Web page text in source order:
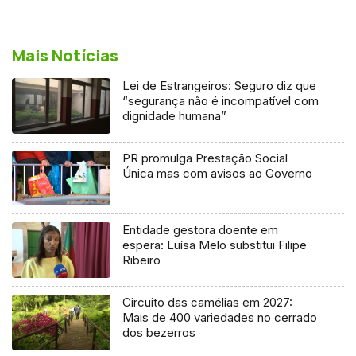
Mais Notícias
Lei de Estrangeiros: Seguro diz que
“segurança não é incompatível com
dignidade humana”
PR promulga Prestação Social
Única mas com avisos ao Governo
Entidade gestora doente em
espera: Luísa Melo substitui Filipe
Ribeiro
Circuito das camélias em 2027:
Mais de 400 variedades no cerrado
dos bezerros